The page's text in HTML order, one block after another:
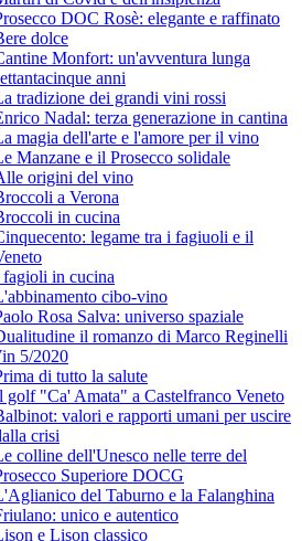
DOC Rosè: elegante e raffinato
dolce
Monfort: un'avventura lunga
anni
tradizione dei grandi vini rossi
Nadal: terza generazione in cantina
magia dell'arte e l'amore per il vino
Manzane e il Prosecco solidale
origini del vino
a Verona
in cucina
legame tra i fagiuoli e il
in cucina
cibo-vino
Rosa Salva: universo spaziale
il romanzo di Marco Reginelli
5/2020
di tutto la salute
golf "Ca' Amata" a Castelfranco Veneto
valori e rapporti umani per uscire
crisi
colline dell'Unesco nelle terre del
Superiore DOCG
del Taburno e la Falanghina
unico e autentico
e Lison classico